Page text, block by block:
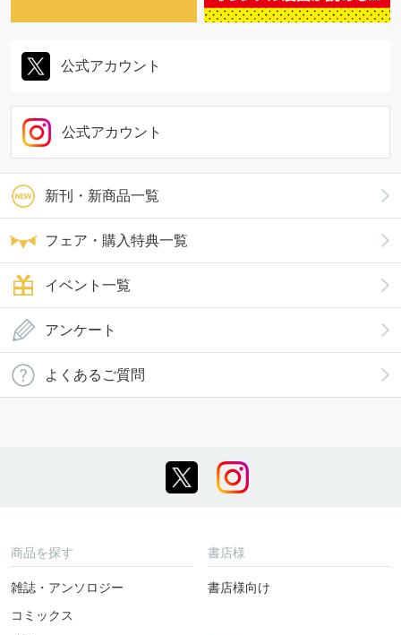
新刊・新商品一覧
フェア・購入特典一覧
イベント一覧
公式アカウント
公式アカウント
アンケート
よくあるご質問
商品を探す
雑誌・アンソロジー
コミックス
書店様
書店様向け